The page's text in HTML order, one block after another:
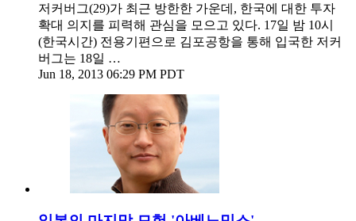
저커버그(29)가 최근 방한한 가운데, 한국에 대한 투자
확대 의지를 피력해 관심을 모으고 있다. 17일 밤 10시
(한국시간) 전용기편으로 김포공항을 통해 입국한 저커
버그는 18일 …
Jun 18, 2013 06:29 PM PDT